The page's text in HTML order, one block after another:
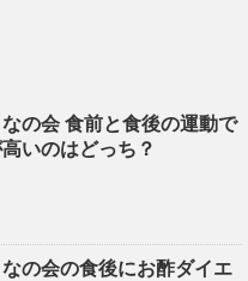
の会 食前と食後の運動で
いのはどっち？
の会の食後にお酢ダイエ